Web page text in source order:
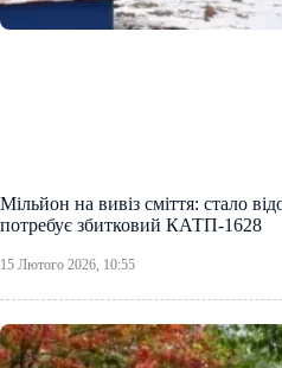
Мільйон на вивіз сміття: стало
потребує збитковий КАТП-1628
15 Лютого 2026, 10:55